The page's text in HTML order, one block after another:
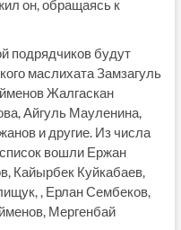
он, обращаясь к
подрядчиков будут
маслихата Замзагуль
Жалгаскан
Айгуль Мауленина,
и другие. Из числа
вошли Ержан
Кайырбек Куйкабаев,
, Ерлан Сембеков,
Мергенбай